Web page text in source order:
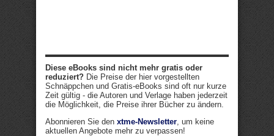
Diese eBooks sind nicht mehr gratis oder
reduziert? Die Preise der hier vorgestellten
Schnäppchen und Gratis-eBooks sind oft nur kurze
Zeit gültig - die Autoren und Verlage haben jederzeit
die Möglichkeit, die Preise ihrer Bücher zu ändern.
Abonnieren Sie den xtme-Newsletter , um keine
aktuellen Angebote mehr zu verpassen!